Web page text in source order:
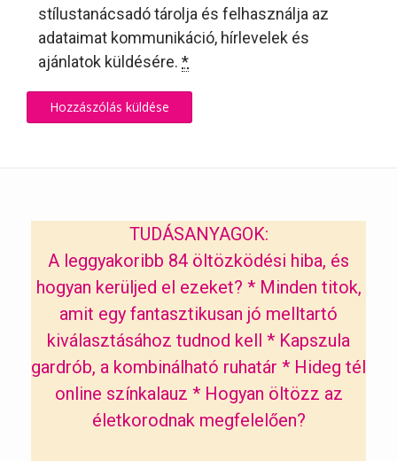
stílustanácsadó tárolja és felhasználja az
adataimat kommunikáció, hírlevelek és
ajánlatok küldésére. *
TUDÁSANYAGOK:
A leggyakoribb 84 öltözködési hiba, és
hogyan kerüljed el ezeket? * Minden titok,
amit egy fantasztikusan jó melltartó
kiválasztásához tudnod kell * Kapszula
gardrób, a kombinálható ruhatár * Hideg tél
online színkalauz * Hogyan öltözz az
életkorodnak megfelelően?